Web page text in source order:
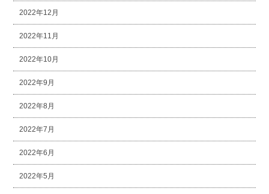
2022年12月
2022年11月
2022年10月
2022年9月
2022年8月
2022年7月
2022年6月
2022年5月